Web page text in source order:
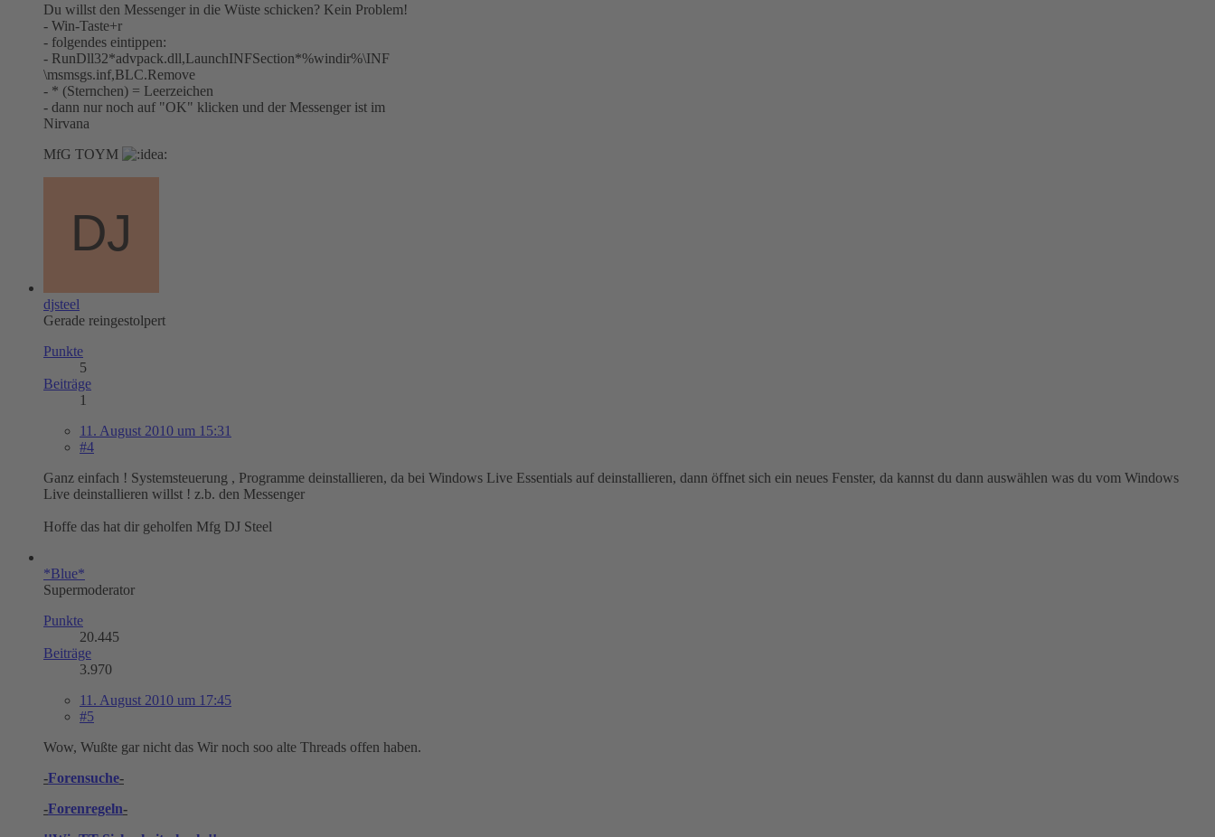
Du willst den Messenger in die Wüste schicken? Kein Problem!
- Win-Taste+r
- folgendes eintippen:
- RunDll32*advpack.dll,LaunchINFSection*%windir%\INF
\msmsgs.inf,BLC.Remove
- * (Sternchen) = Leerzeichen
- dann nur noch auf "OK" klicken und der Messenger ist im
Nirvana
MfG TOYM
djsteel
Gerade reingestolpert
Punkte
5
Beiträge
1
11. August 2010 um 15:31
#4
Ganz einfach ! Systemsteuerung , Programme deinstallieren, da bei Windows Live Essentials auf deinstallieren, dann öffnet sich ein neues Fenster, da kannst du dann auswählen was du vom Windows
Live deinstallieren willst ! z.b. den Messenger
Hoffe das hat dir geholfen Mfg DJ Steel
*Blue*
Supermoderator
Punkte
20.445
Beiträge
3.970
11. August 2010 um 17:45
#5
Wow, Wußte gar nicht das Wir noch soo alte Threads offen haben.
-Forensuche-
-Forenregeln-